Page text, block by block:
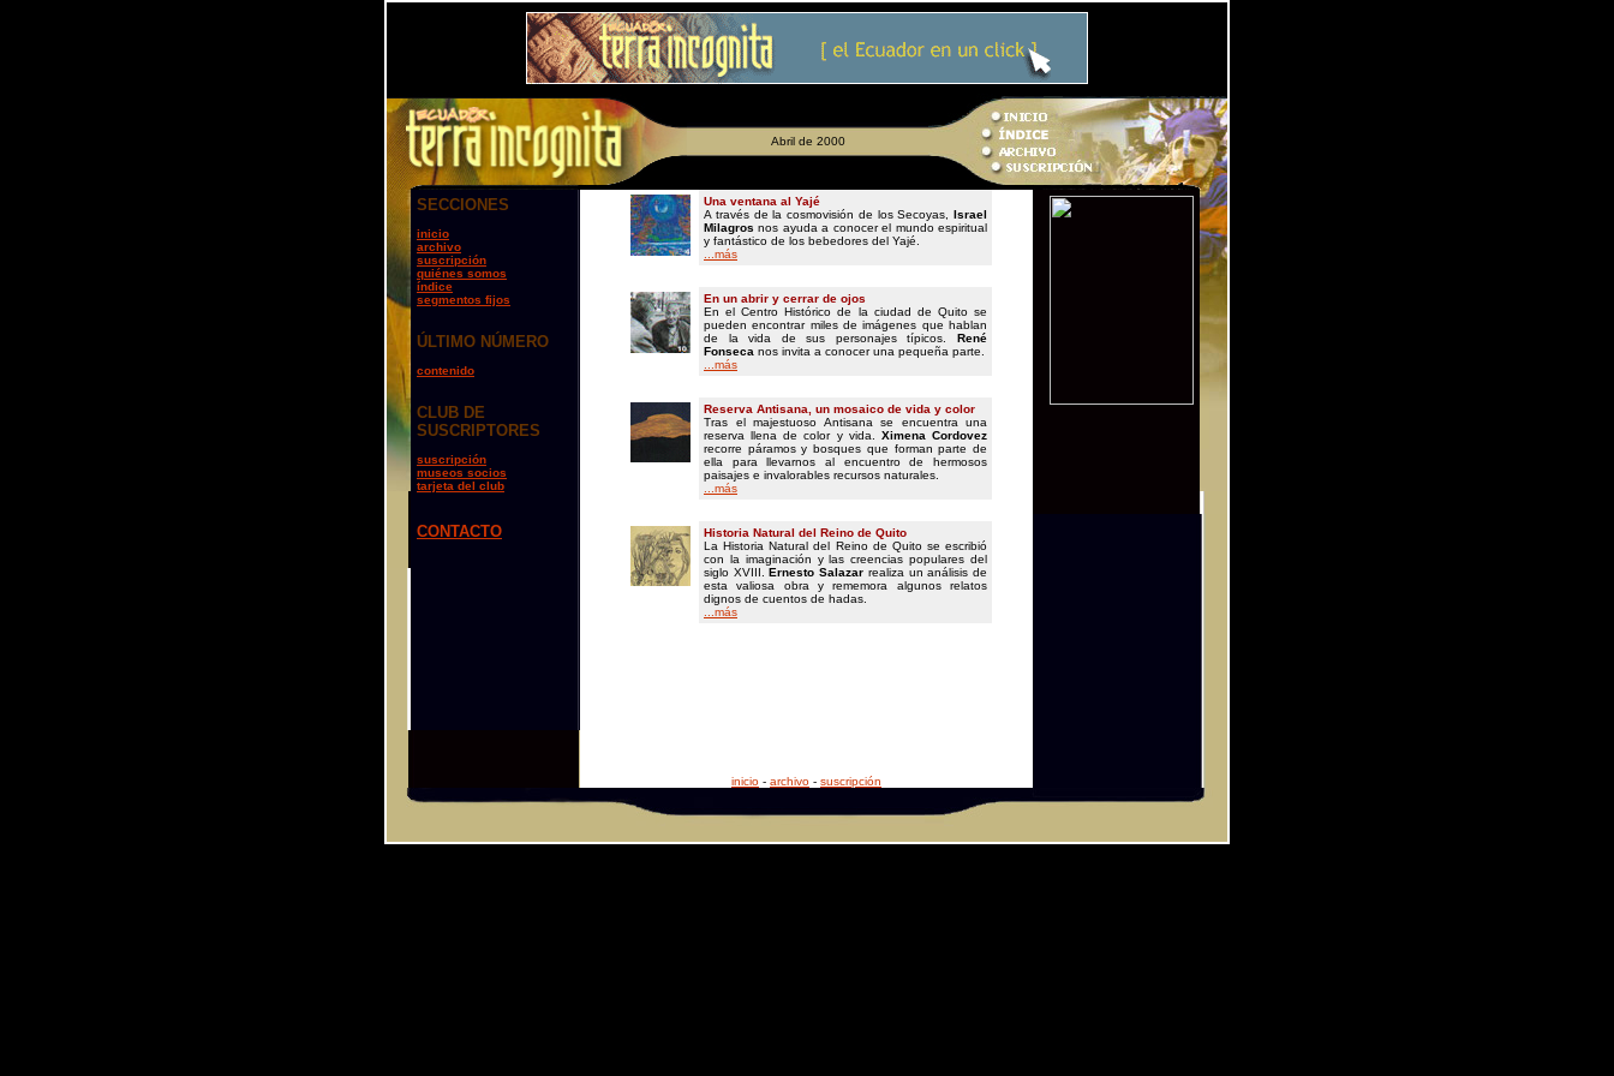
Abril de 2000
SECCIONES
inicio
archivo
suscripción
quiénes somos
índice
segmentos fijos
ÚLTIMO NÚMERO
contenido
CLUB DE
SUSCRIPTORES
suscripción
museos socios
tarjeta del club
CONTACTO
Una ventana al Yajé
A través de la cosmovisión de los Secoyas, Israel
Milagros nos ayuda a conocer el mundo espiritual
y fantástico de los bebedores del Yajé.
...más
En un abrir y cerrar de ojos
En el Centro Histórico de la ciudad de Quito se
pueden encontrar miles de imágenes que hablan
de la vida de sus personajes típicos. René
Fonseca nos invita a conocer una pequeña parte.
...más
Reserva Antisana, un mosaico de vida y color
Tras el majestuoso Antisana se encuentra una
reserva llena de color y vida. Ximena Cordovez
recorre páramos y bosques que forman parte de
ella para llevarnos al encuentro de hermosos
paisajes e invalorables recursos naturales.
...más
Historia Natural del Reino de Quito
La Historia Natural del Reino de Quito se escribió
con la imaginación y las creencias populares del
siglo XVIII.Ernesto Salazar realiza un análisis de
esta valiosa obra y rememora algunos relatos
dignos de cuentos de hadas.
...más
inicio - archivo - suscripción